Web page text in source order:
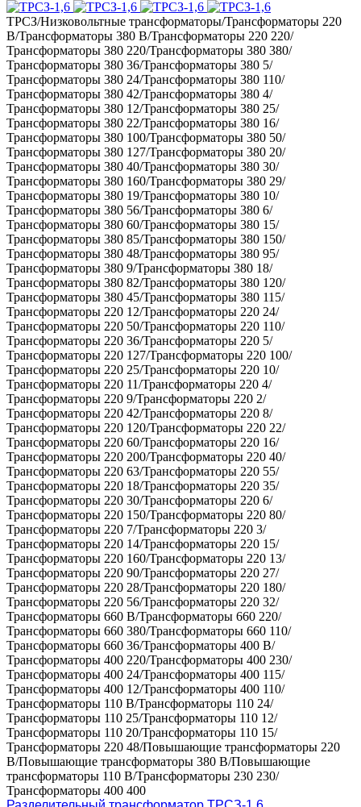
ТРСЗ/Низковольтные трансформаторы/Трансформаторы 220
В/Трансформаторы 380 В/Трансформаторы 220 220/
Трансформаторы 380 220/Трансформаторы 380 380/
Трансформаторы 380 36/Трансформаторы 380 5/
Трансформаторы 380 24/Трансформаторы 380 110/
Трансформаторы 380 42/Трансформаторы 380 4/
Трансформаторы 380 12/Трансформаторы 380 25/
Трансформаторы 380 22/Трансформаторы 380 16/
Трансформаторы 380 100/Трансформаторы 380 50/
Трансформаторы 380 127/Трансформаторы 380 20/
Трансформаторы 380 40/Трансформаторы 380 30/
Трансформаторы 380 160/Трансформаторы 380 29/
Трансформаторы 380 19/Трансформаторы 380 10/
Трансформаторы 380 56/Трансформаторы 380 6/
Трансформаторы 380 60/Трансформаторы 380 15/
Трансформаторы 380 85/Трансформаторы 380 150/
Трансформаторы 380 48/Трансформаторы 380 95/
Трансформаторы 380 9/Трансформаторы 380 18/
Трансформаторы 380 82/Трансформаторы 380 120/
Трансформаторы 380 45/Трансформаторы 380 115/
Трансформаторы 220 12/Трансформаторы 220 24/
Трансформаторы 220 50/Трансформаторы 220 110/
Трансформаторы 220 36/Трансформаторы 220 5/
Трансформаторы 220 127/Трансформаторы 220 100/
Трансформаторы 220 25/Трансформаторы 220 10/
Трансформаторы 220 11/Трансформаторы 220 4/
Трансформаторы 220 9/Трансформаторы 220 2/
Трансформаторы 220 42/Трансформаторы 220 8/
Трансформаторы 220 120/Трансформаторы 220 22/
Трансформаторы 220 60/Трансформаторы 220 16/
Трансформаторы 220 200/Трансформаторы 220 40/
Трансформаторы 220 63/Трансформаторы 220 55/
Трансформаторы 220 18/Трансформаторы 220 35/
Трансформаторы 220 30/Трансформаторы 220 6/
Трансформаторы 220 150/Трансформаторы 220 80/
Трансформаторы 220 7/Трансформаторы 220 3/
Трансформаторы 220 14/Трансформаторы 220 15/
Трансформаторы 220 160/Трансформаторы 220 13/
Трансформаторы 220 90/Трансформаторы 220 27/
Трансформаторы 220 28/Трансформаторы 220 180/
Трансформаторы 220 56/Трансформаторы 220 32/
Трансформаторы 660 В/Трансформаторы 660 220/
Трансформаторы 660 380/Трансформаторы 660 110/
Трансформаторы 660 36/Трансформаторы 400 В/
Трансформаторы 400 220/Трансформаторы 400 230/
Трансформаторы 400 24/Трансформаторы 400 115/
Трансформаторы 400 12/Трансформаторы 400 110/
Трансформаторы 110 В/Трансформаторы 110 24/
Трансформаторы 110 25/Трансформаторы 110 12/
Трансформаторы 110 20/Трансформаторы 110 15/
Трансформаторы 220 48/Повышающие трансформаторы 220
В/Повышающие трансформаторы 380 В/Повышающие
трансформаторы 110 В/Трансформаторы 230 230/
Трансформаторы 400 400